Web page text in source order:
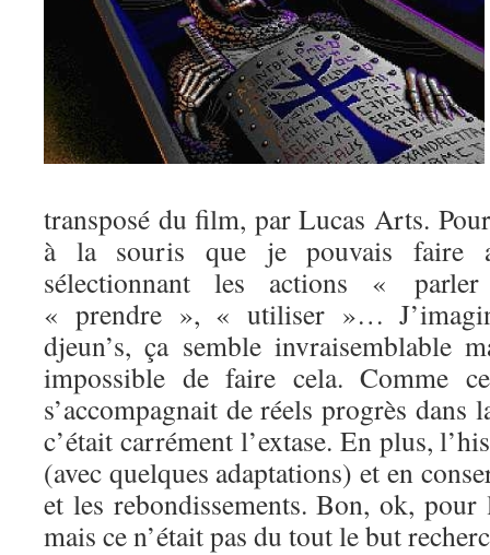
transposé du film, par Lucas Arts.
à la souris que je pouvais faire
sélectionnant les actions «
« prendre », « utiliser »…
djeun’s, ça semble invraisemblable
impossible de faire cela. Comme
s’accompagnait de réels progrès dans
c’était carrément l’extase. En plus,
(avec quelques adaptations) et en
et les rebondissements. Bon, ok, pour
mais ce n’était pas du tout le but